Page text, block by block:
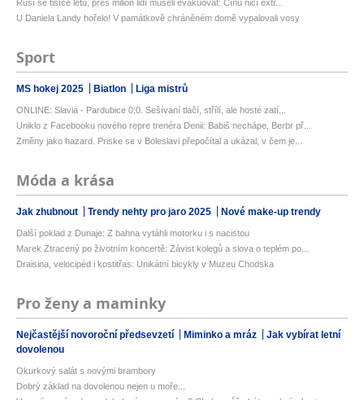
Ruší se tisíce letů, přes milion lidí museli evakuovat: Čínu ničí extr...
U Daniela Landy hořelo! V památkově chráněném domě vypalovali vosy
Sport
MS hokej 2025 Biatlon Liga mistrů
ONLINE: Slavia - Pardubice 0:0. Sešívaní tlačí, střílí, ale hosté zatí...
Uniklo z Facebooku nového repre trenéra Denii: Babiš nechápe, Berbr př...
Změny jako hazard. Priske se v Boleslavi přepočítal a ukázal, v čem je...
Móda a krása
Jak zhubnout Trendy nehty pro jaro 2025 Nové make-up trendy
Další poklad z Dunaje: Z bahna vytáhli motorku i s nacistou
Marek Ztracený po životním koncertě: Závist kolegů a slova o teplém po...
Draisina, velocipéd i kostitřas: Unikátní bicykly v Muzeu Chodska
Pro ženy a maminky
Nejčastější novoroční předsevzetí Miminko a mráz
Jak vybírat letní
dovolenou
Okurkový salát s novými brambory
Dobrý základ na dovolenou nejen u moře...